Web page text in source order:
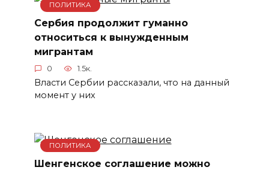
ПОЛИТИКА
Сербия продолжит гуманно
относиться к вынужденным
мигрантам
0 1.5к.
Власти Сербии рассказали, что на данный
момент у них
ПОЛИТИКА
Шенгенское соглашение можно